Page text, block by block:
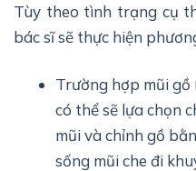
Tùy theo tình trạng cụ
bác sĩ sẽ thực hiện
Trường hợp mũi gồ
có thể sẽ lựa chọn
mũi và chỉnh gồ
sống mũi che đi